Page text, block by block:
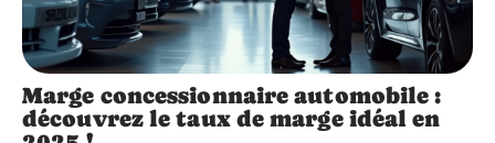
Marge concessionnaire automobile :
découvrez le taux de marge idéal en